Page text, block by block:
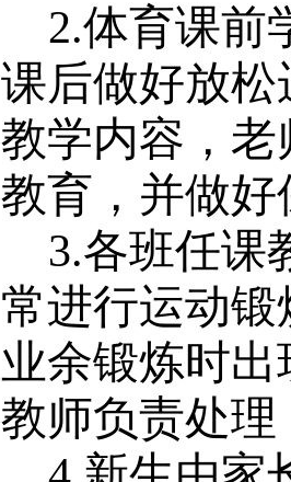
2.体育课前
课后做好放
教学内容，
教育，并做
3.各班任课
常进行运动
业余锻炼时
教师负责处